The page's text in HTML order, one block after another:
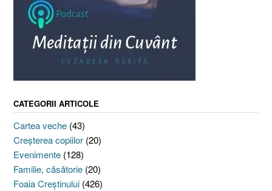
CATEGORII ARTICOLE
Cartea veche (43)
Creşterea copiilor (20)
Evenimente (128)
Familie, căsătorie (20)
Foaia Creştinului (426)